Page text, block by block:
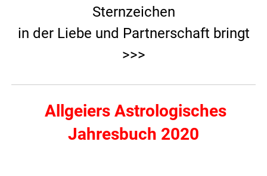
Sternzeichen
in der Liebe und Partnerschaft bringt
>>>
Allgeiers Astrologisches
Jahresbuch 2020